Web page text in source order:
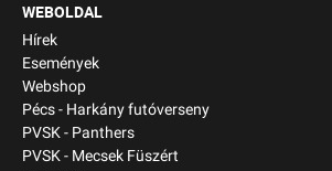
WEBOLDAL
Hírek
Események
Webshop
Pécs - Harkány futóverseny
PVSK - Panthers
PVSK - Mecsek Füszért